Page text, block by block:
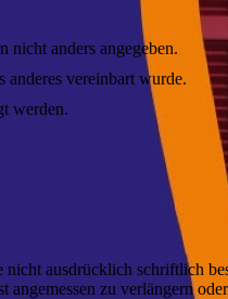
nicht anders angegeben.
anderes vereinbart wurde.
werden.
nicht ausdrücklich schriftlich
zu verlängern